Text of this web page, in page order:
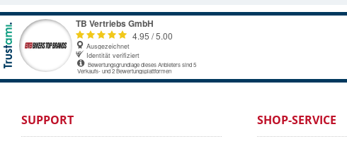
SUPPORT SHOP-SERVICE